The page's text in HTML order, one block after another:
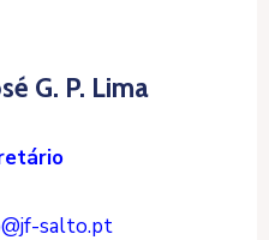
G. P. Lima
salto.pt